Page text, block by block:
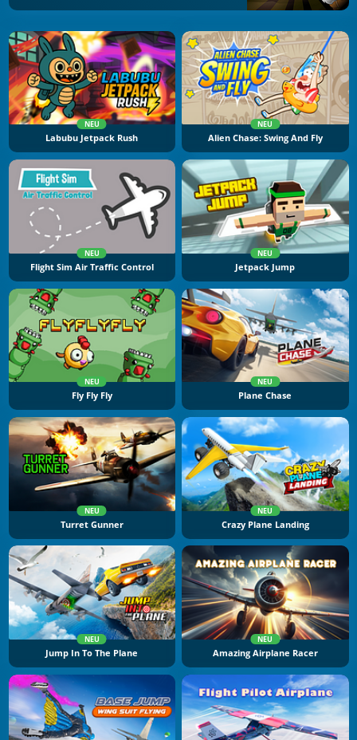
NEU
Labubu Jetpack Rush
NEU
Alien Chase: Swing And Fly
NEU
Flight Sim Air Traffic Control
NEU
Jetpack Jump
NEU
Fly Fly Fly
NEU
Plane Chase
NEU
Turret Gunner
NEU
Crazy Plane Landing
NEU
Jump In To The Plane
NEU
Amazing Airplane Racer